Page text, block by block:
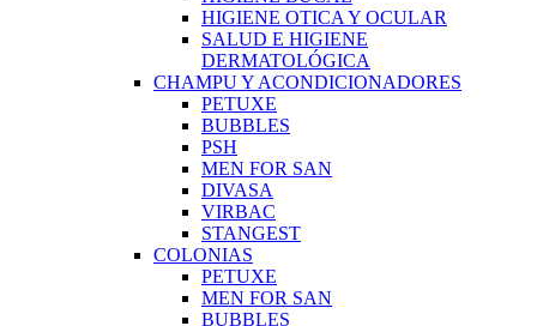
HIGIENE OTICA Y OCULAR
SALUD E HIGIENE
DERMATOLÓGICA
CHAMPU Y ACONDICIONADORES
PETUXE
BUBBLES
PSH
MEN FOR SAN
DIVASA
VIRBAC
STANGEST
COLONIAS
PETUXE
MEN FOR SAN
BUBBLES